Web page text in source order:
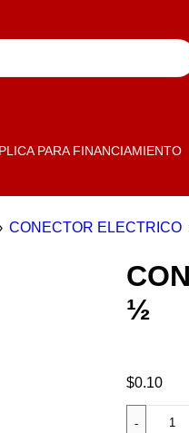
PARA FINANCIAMIENTO
CONECTOR ELECTRICO
½
$0.10